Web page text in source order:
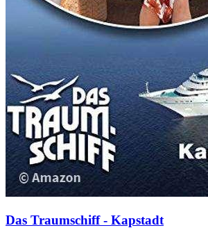
Das Traumschiff - Kapstadt